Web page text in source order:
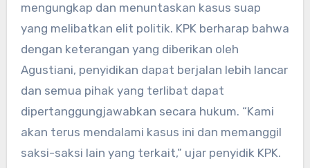
mengungkap dan menuntaskan kasus suap
yang melibatkan elit politik. KPK berharap bahwa
dengan keterangan yang diberikan oleh
Agustiani, penyidikan dapat berjalan lebih lancar
dan semua pihak yang terlibat dapat
dipertanggungjawabkan secara hukum. “Kami
akan terus mendalami kasus ini dan memanggil
saksi-saksi lain yang terkait,” ujar penyidik KPK.